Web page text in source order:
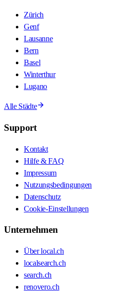
Zürich
Genf
Lausanne
Bern
Basel
Winterthur
Lugano
Alle Städte
Support
Kontakt
Hilfe & FAQ
Impressum
Nutzungsbedingungen
Datenschutz
Cookie-Einstellungen
Unternehmen
Über local.ch
localsearch.ch
search.ch
renovero.ch